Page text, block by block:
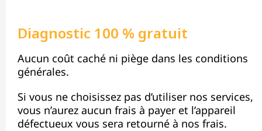
Diagnostic 100 % gratuit
Aucun coût caché ni piège dans les conditions
générales.
Si vous ne choisissez pas d’utiliser nos services,
vous n’aurez aucun frais à payer et l’appareil
défectueux vous sera retourné à nos frais.